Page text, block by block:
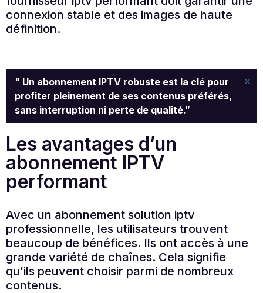
connexion stable et des images de haute
définition.
" Un abonnement IPTV robuste est la clé pour
profiter pleinement de ses contenus préférés,
sans interruption ni perte de qualité.”
×
Les avantages d’un
abonnement IPTV
performant
Avec un abonnement solution iptv
professionnelle, les utilisateurs trouvent
beaucoup de bénéfices. Ils ont accès à une
grande variété de chaînes. Cela signifie
qu’ils peuvent choisir parmi de nombreux
contenus.